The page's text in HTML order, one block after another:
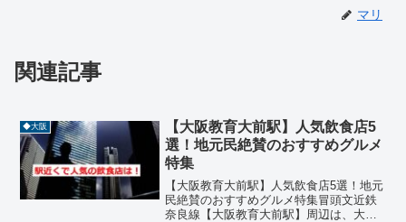
マリ
関連記事
◆大阪
【大阪教育大前駅】人気飲食店5
選！地元民絶賛のおすすめグルメ
特集
【大阪教育大前駅】人気飲食店5選！地元
民絶賛のおすすめグルメ特集冒頭文近鉄
奈良線【大阪教育大前駅】周辺は、大学